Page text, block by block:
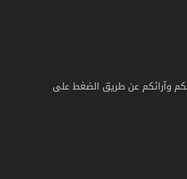
وآرائكم عن طريق الضغط على